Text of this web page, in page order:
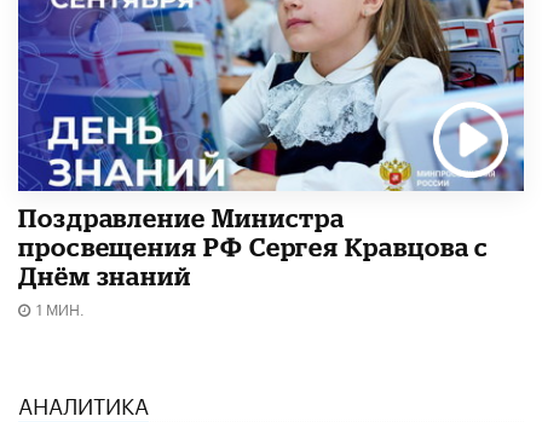
Поздравление Министра
просвещения РФ Сергея Кравцова с
Днём знаний
1 МИН.
АНАЛИТИКА